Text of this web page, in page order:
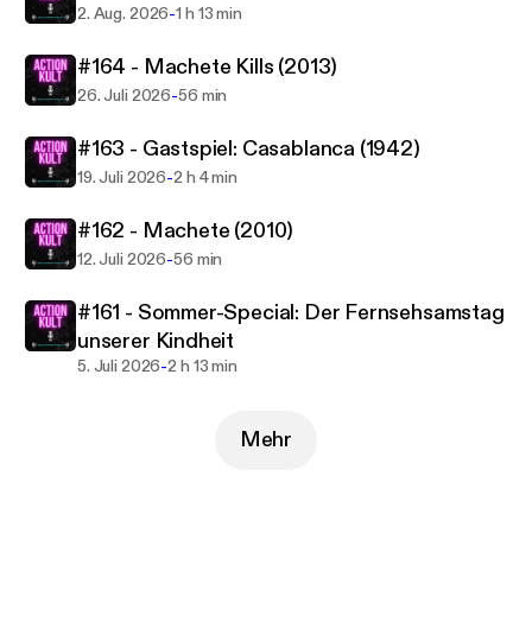
2. Aug. 2026-1 h 13 min
#164 - Machete Kills (2013)
26. Juli 2026-56 min
#163 - Gastspiel: Casablanca (1942)
19. Juli 2026-2 h 4 min
#162 - Machete (2010)
12. Juli 2026-56 min
#161 - Sommer-Special: Der Fernsehsamstag
unserer Kindheit
5. Juli 2026-2 h 13 min
Mehr